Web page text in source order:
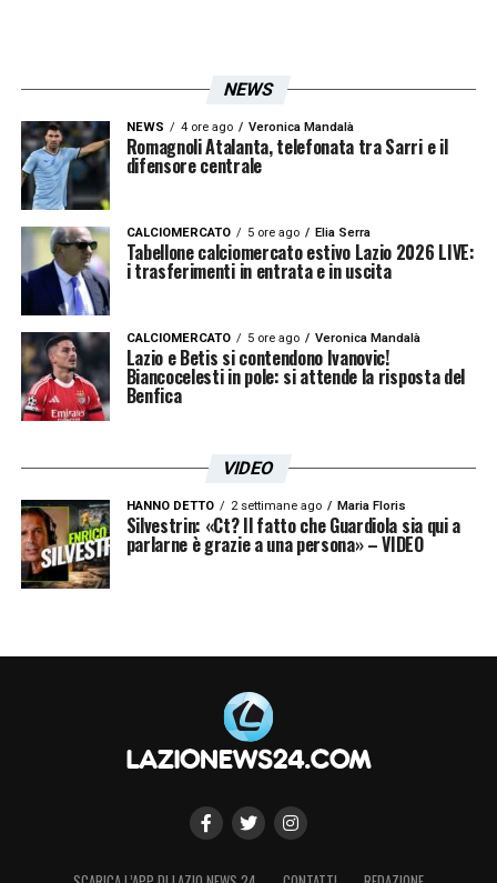
NEWS
NEWS 4 ore ago Veronica Mandalà
Romagnoli Atalanta, telefonata tra Sarri e il
difensore centrale
CALCIOMERCATO 5 ore ago Elia Serra
Tabellone calciomercato estivo Lazio 2026 LIVE:
i trasferimenti in entrata e in uscita
CALCIOMERCATO 5 ore ago Veronica Mandalà
Lazio e Betis si contendono Ivanovic!
Biancocelesti in pole: si attende la risposta del
Benfica
VIDEO
HANNO DETTO 2 settimane ago Maria Floris
Silvestrin: «Ct? Il fatto che Guardiola sia qui a
parlarne è grazie a una persona» – VIDEO